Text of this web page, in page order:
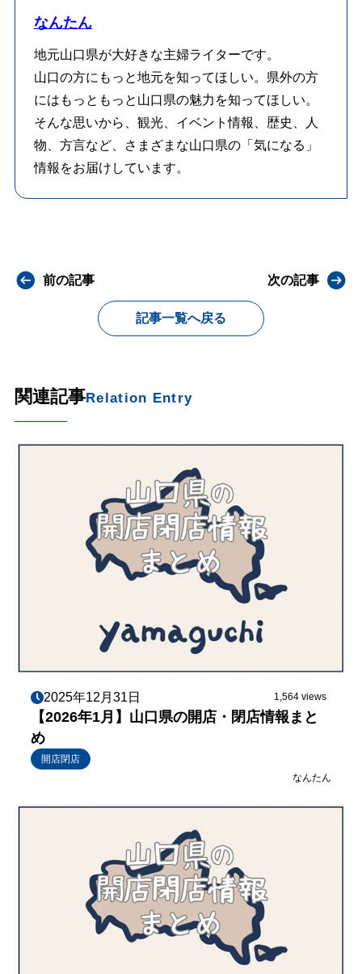
なんたん
地元山口県が大好きな主婦ライターです。
山口の方にもっと地元を知ってほしい。県外の方
にはもっともっと山口県の魅力を知ってほしい。
そんな思いから、観光、イベント情報、歴史、人
物、方言など、さまざまな山口県の「気になる」
情報をお届けしています。
前の記事
記事一覧へ戻る
次の記事
関連記事Relation Entry
2025年12月31日 1,564 views
【2026年1月】山口県の開店・閉店情報まと
め
開店閉店
なんたん